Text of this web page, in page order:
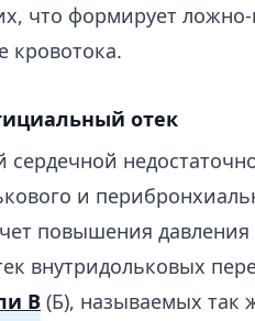
что формирует
кровотока.
отек
сердечной
и
повышения давления
внутридольковых
B (Б), называемых так